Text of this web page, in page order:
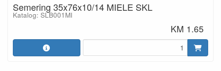
Semering 35x76x10/14 MIELE SKL
Katalog: SLB001MI
KM 1.65